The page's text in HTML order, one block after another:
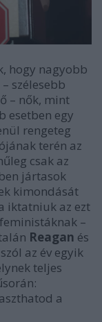
hogy nagyobb
szélesebb
– nők, mint
esetben egy
rengeteg
terén az
csak az
jártasok
kimondását
iktatniuk az ezt
–
Reagan és
az év egyik
teljes
a